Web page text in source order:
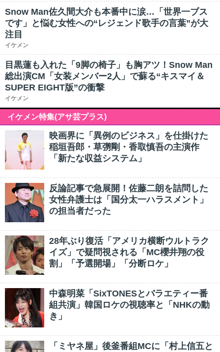
Snow Man佐久間大介も本番中に涙…「世界一ブス
です」と悩む女性への“レジェンド歌手の言葉”が大
注目
イケメン
目黒蓮も入れた「9脚の椅子」も胸アツ！Snow Man
総出演CM「女装メンバー2人」で蘇る“キスマイ＆
SUPER EIGHT版”の衝撃
イケメン
イケメン特集(アサ芸プラス)
映画界に「異例のビジネス」を仕掛けた
稲垣吾郎・草彅剛・香取慎吾の主演作
「新たな収益システム」
反論記事で急展開！佐藤二朗を詰問した
女性弁護士は「国分太一ハラスメント」
の担当者だった
28年ぶり復活「アメリカ横断ウルトラク
イズ」で疑問視される「MC櫻井翔の役
割」「予選開場」「分断ロケ」
中森明菜「SixTONESとバラエティー番
組共演」韓国ロケの視聴率と「NHKの動
き」
「ミヤネ屋」後釜番組MCに「村上信五と